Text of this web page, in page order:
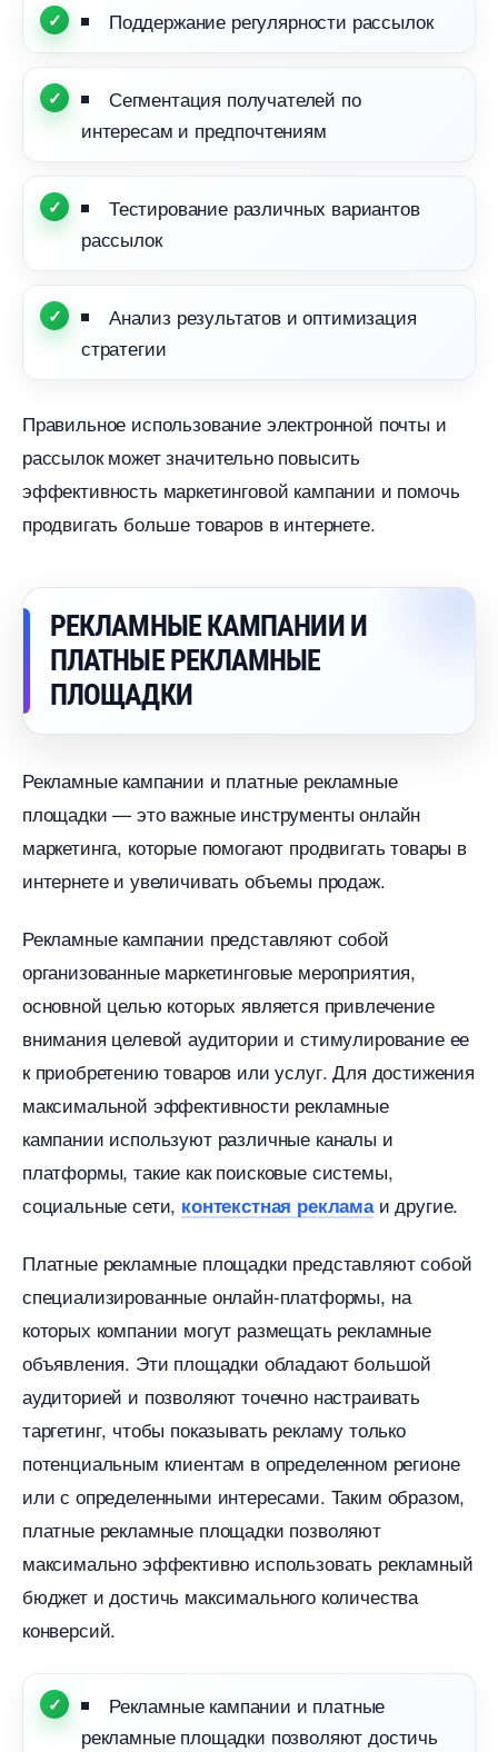
Поддержание регулярности рассылок
Сегментация получателей по
интересам и предпочтениям
Тестирование различных варианто
рассылок
Анализ результатов и оптимизация
стратегии
Правильное использование электронной почты и
рассылок может значительно повысить
эффективность маркетинговой кампании и помочь
продвигать больше товаров в интернете.
РЕКЛАМНЫЕ КАМПАНИИ И
ПЛАТНЫЕ РЕКЛАМНЫЕ
ПЛОЩАДКИ
Рекламные кампании и платные рекламные
площадки — это важные инструменты онлайн
маркетинга, которые помогают продвигать товары
интернете и увеличивать объемы продаж.
Рекламные кампании представляют собой
организованные маркетинговые мероприятия,
основной целью которых является привлечение
нимания целевой аудитории и стимулирование ее
к приобретению товаров или услуг. Для достижения
максимальной эффективности рекламные
кампании используют различные каналы и
платформы, такие как поисковые системы,
социальные сети, контекстная рекламаи другие.
Платные рекламные площадки представляют собой
специализированные онлайн-платформы, на
которых компании могут размещать рекламные
объявления. Эти площадки обладают большой
аудиторией и позволяют точечно настраивать
таргетинг, чтобы показывать рекламу только
потенциальным клиентам в определенном регионе
или с определенными интересами. Таким образом,
платные рекламные площадки позволяют
максимально эффективно использовать рекламный
юджет и достичь максимального количества
конверсий.
Рекламные кампании и платные
рекламные площадки позволяют достичь